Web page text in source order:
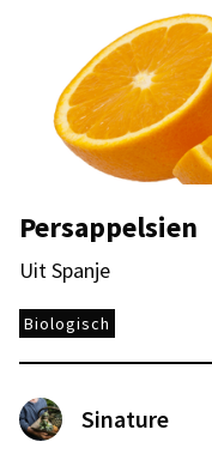
Persappelsien
Uit Spanje
Biologisch
Sinature